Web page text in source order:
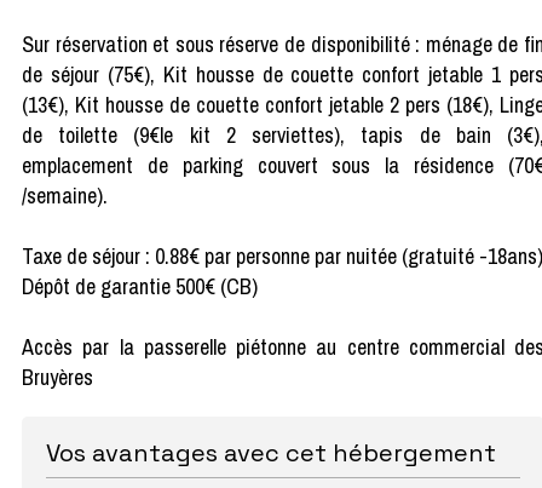
Sur réservation et sous réserve de disponibilité : ménage de
de séjour (75€), Kit housse de couette confort jetable 1
(13€), Kit housse de couette confort jetable 2 pers (18€),
de toilette (9€le kit 2 serviettes), tapis de bain
emplacement de parking couvert sous la résidence
/semaine).
Taxe de séjour : 0.88€ par personne par nuitée (gratuité -18ans)
Dépôt de garantie 500€ (CB)
Accès par la passerelle piétonne au centre commercial
Bruyères
Vos avantages avec cet hébergement